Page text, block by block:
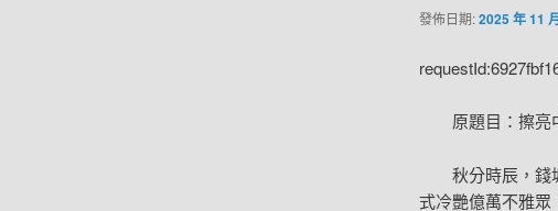
發佈日期:2025 年 11
原題目：擦
秋分時辰，錢
式冷艷億萬不雅眾